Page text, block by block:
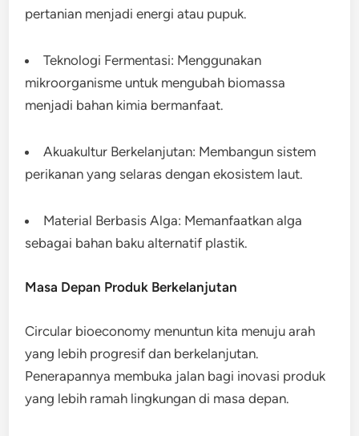
pertanian menjadi energi atau pupuk.
Teknologi Fermentasi: Menggunakan
mikroorganisme untuk mengubah biomassa
menjadi bahan kimia bermanfaat.
Akuakultur Berkelanjutan: Membangun sistem
perikanan yang selaras dengan ekosistem laut.
Material Berbasis Alga: Memanfaatkan alga
sebagai bahan baku alternatif plastik.
Masa Depan Produk Berkelanjutan
Circular bioeconomy menuntun kita menuju arah
yang lebih progresif dan berkelanjutan.
Penerapannya membuka jalan bagi inovasi produk
yang lebih ramah lingkungan di masa depan.